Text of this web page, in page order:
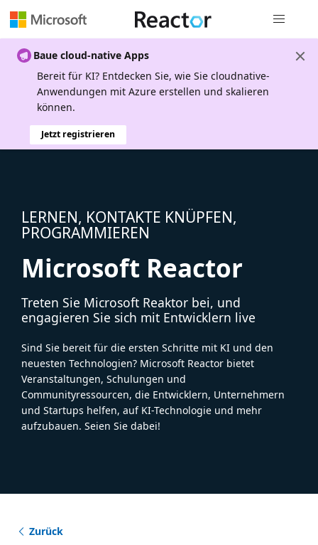
Baue cloud-native Apps
Bereit für KI? Entdecken Sie, wie Sie cloudnative-
Anwendungen mit Azure erstellen und skalieren
können.
Jetzt registrieren
LERNEN, KONTAKTE KNÜPFEN,
PROGRAMMIEREN
Microsoft Reactor
Treten Sie Microsoft Reaktor bei, und
engagieren Sie sich mit Entwicklern live
Sind Sie bereit für die ersten Schritte mit KI und den
neuesten Technologien? Microsoft Reactor bietet
Veranstaltungen, Schulungen und
Communityressourcen, die Entwicklern, Unternehmern
und Startups helfen, auf KI-Technologie und mehr
aufzubauen. Seien Sie dabei!
Zurück